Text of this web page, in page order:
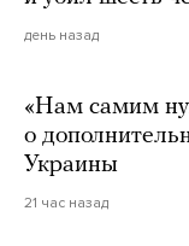
день назад
«Нам самим
о
Украины
21 час назад